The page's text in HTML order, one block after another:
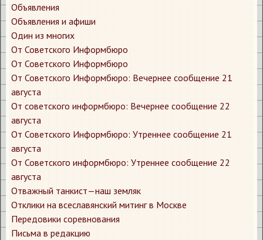
Объявления
Объявления и афиши
Один из многих
От Советского Информбюро
От Советского Информбюро
От Советского Информбюро: Вечернее сообщение 21
августа
От советского информбюро: Вечернее сообщение 22
августа
От Советского Информбюро: Утреннее сообщение 21
августа
От Советского информбюро: Утреннее сообщение 22
августа
Отважный танкист—наш земляк
Отклики на всеславянский митинг в Москве
Передовики соревнования
Письма в редакцию